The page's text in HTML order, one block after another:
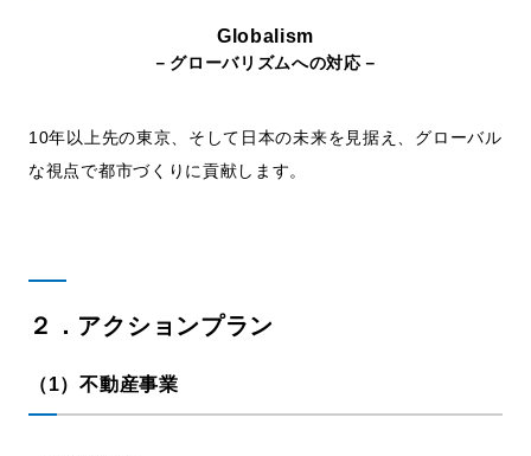
Globalism
－グローバリズムへの対応－
10年以上先の東京、そして日本の未来を見据え、グローバル
な視点で都市づくりに貢献します。
２．アクションプラン
（1）不動産事業